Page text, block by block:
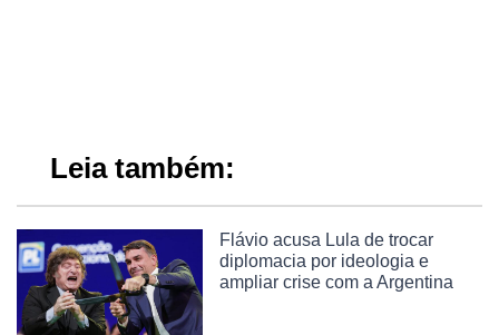
Leia também:
Flávio acusa Lula de trocar
diplomacia por ideologia e
ampliar crise com a Argentina